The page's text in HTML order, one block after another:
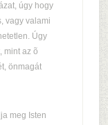
úgy hogy
vagy valami
Úgy
mint az õ
önmagát
meg Isten